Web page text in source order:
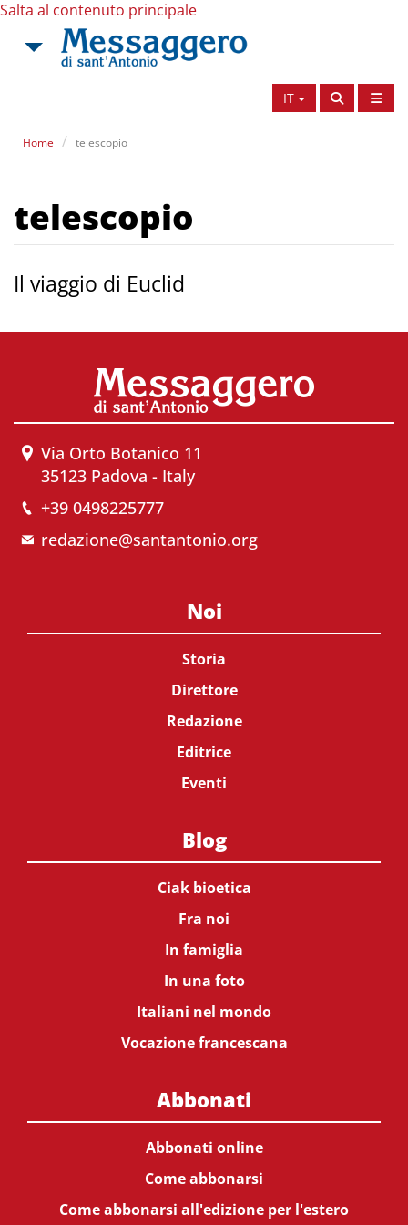
Salta al contenuto principale
IT
Home telescopio
telescopio
Il viaggio di Euclid
Via Orto Botanico 11
35123 Padova - Italy
+39 0498225777
redazione@santantonio.org
Noi
Storia
Direttore
Redazione
Editrice
Eventi
Blog
Ciak bioetica
Fra noi
In famiglia
In una foto
Italiani nel mondo
Vocazione francescana
Abbonati
Abbonati online
Come abbonarsi
Come abbonarsi all'edizione per l'estero